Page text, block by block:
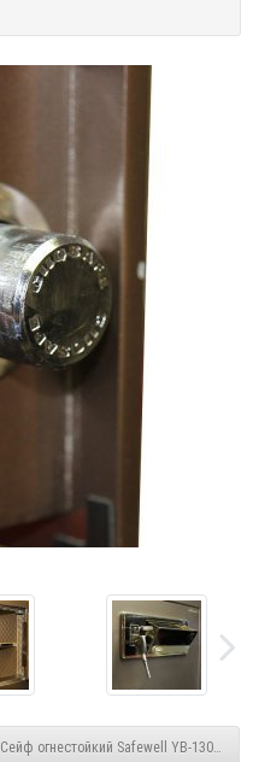
Сейф огнестойкий Safewell YB-1300A(S)